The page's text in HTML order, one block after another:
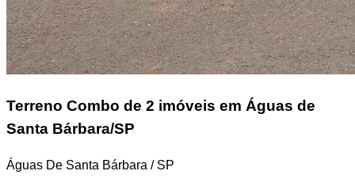
Terreno Combo de 2 imóveis em Águas de
Santa Bárbara/SP
Águas De Santa Bárbara / SP